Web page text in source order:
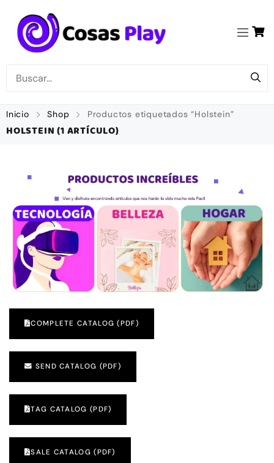
Inicio Shop Productos etiquetados “Holstein”
HOLSTEIN(1 ARTÍCULO)
COMPLETE CATALOG (PDF)
SEND CATALOG (PDF)
TAG CATALOG (PDF)
SALE CATALOG (PDF)